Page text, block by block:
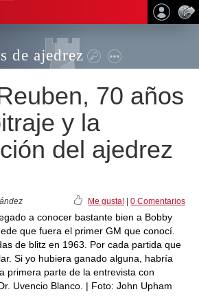
de ajedrez
70 años
y la
del ajedrez
Me gusta! 0 Comentarios
a conocer bastante bien a Bobby
que fuera el primer GM que conocí.
de blitz en 1963. Por cada partida que
Si yo hubiera ganado alguna, habría
primera parte de la entrevista con
Uvencio Blanco. | Foto: John Upham